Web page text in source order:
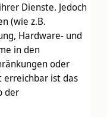
Dienste. Jedoch
(wie z.B.
Hardware- und
in den
oder
ist das
der